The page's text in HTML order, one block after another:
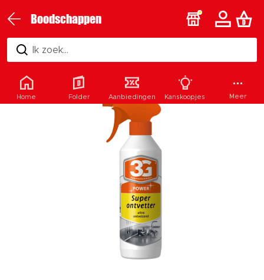
Boodschappen
Ik zoek...
Home Folder Aanbiedingen Kanskoopjes Meer